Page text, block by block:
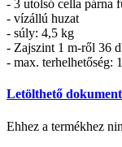
- 3 utolsó cella párna
- vízállú huzat
- súly: 4,5 kg
- Zajszint 1 m-ről 36
- max. terhelhetőség:
Letölthető
Ehhez a termékhez